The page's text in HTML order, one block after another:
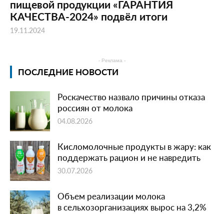
пищевой продукции «ГАРАНТИЯ
КАЧЕСТВА-2024» подвёл итоги
19.11.2024
- Реклама -
ПОСЛЕДНИЕ НОВОСТИ
Роскачество назвало причины отказа
россиян от молока
04.08.2026
Кисломолочные продукты в жару: как
поддержать рацион и не навредить
30.07.2026
Объем реализации молока
в сельхозорганизациях вырос на 3,2%